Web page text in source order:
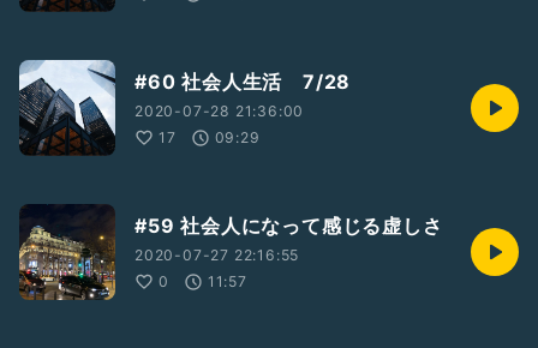
#60 社会人生活 7/28
2020-07-28 21:36:00
17
09:29
#59 社会人になって感じる虚しさ
2020-07-27 22:16:55
0
11:57